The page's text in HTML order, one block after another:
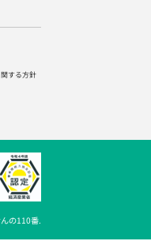
する方針
の110番.